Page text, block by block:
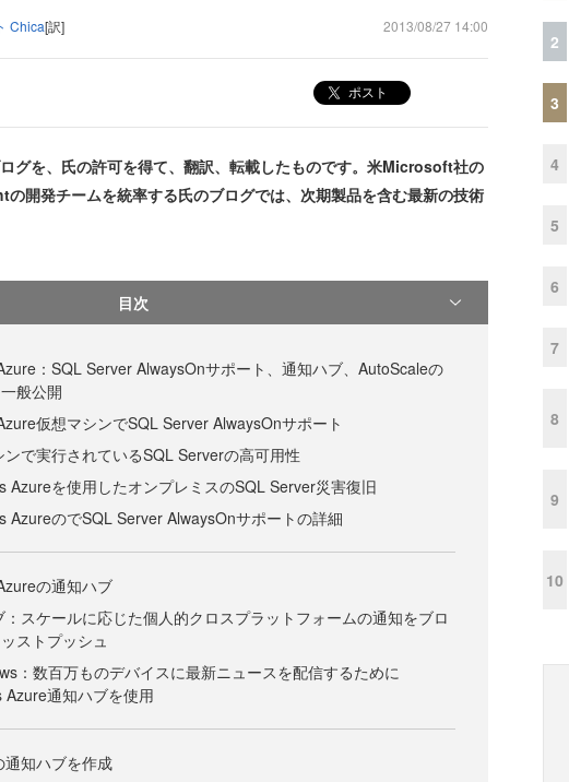
Chica[訳] 2013/08/27 14:00
ポスト
を、氏の許可を得て、翻訳、転載したものです。米Microsoft社の
開発チームを統率する氏のブログでは、次期製品を含む最新の技術
目次
：SQL Server AlwaysOnサポート、通知ハブ、AutoScaleの
般公開
仮想マシンでSQL Server AlwaysOnサポート
ンで実行されているSQL Serverの高可用性
Azureを使用したオンプレミスのSQL Server災害復旧
AzureのでSQL Server AlwaysOnサポートの詳細
の通知ハブ
：スケールに応じた個人的クロスプラットフォームの通知をブロ
ストプッシュ
：数百万ものデバイスに最新ニュースを配信するために
Azure通知ハブを使用
通知ハブを作成
2
3
4
5
6
7
8
9
10